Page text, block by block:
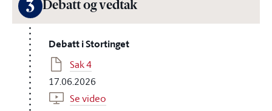
3 Debatt og vedtak
Debatt i Stortinget
Sak 4
17.06.2026
Se video